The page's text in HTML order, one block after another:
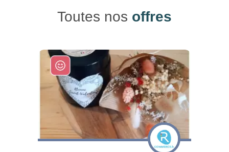
Toutes nos offres